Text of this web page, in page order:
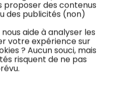
proposer des contenus
des publicités (non)
aide à analyser les
votre expérience sur
? Aucun souci, mais
risquent de ne pas